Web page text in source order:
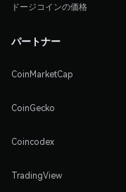
ドージコインの価格
パートナー
CoinMarketCap
CoinGecko
Coincodex
TradingView